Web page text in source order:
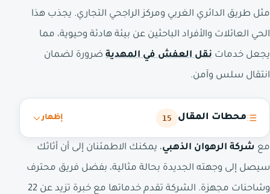
مثل طريق الدائري الغربي ومركز الراجحي التجاري. يجذب هذا
الحي العائلات والأفراد الباحثين عن بيئة هادئة وحيوية، مما
يجعل خدمات نقل العفش في المهدية ضرورة لضمان
انتقال سلس وآمن.
محطات المقال 15 إظهار
مع شركة الرهوان الذهبي، يمكنك الاطمئنان إلى أن أثاثك
سيصل إلى وجهته الجديدة بحالة مثالية، بفضل فريق محترف
وشاحنات مجهزة. الشركة تقدم خدماتها مع خبرة تزيد عن 22